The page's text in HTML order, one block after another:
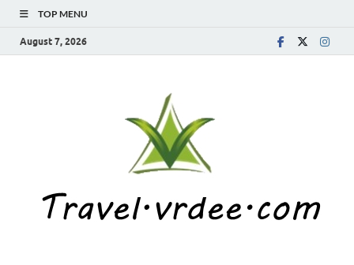
TOP MENU
August 7, 2026